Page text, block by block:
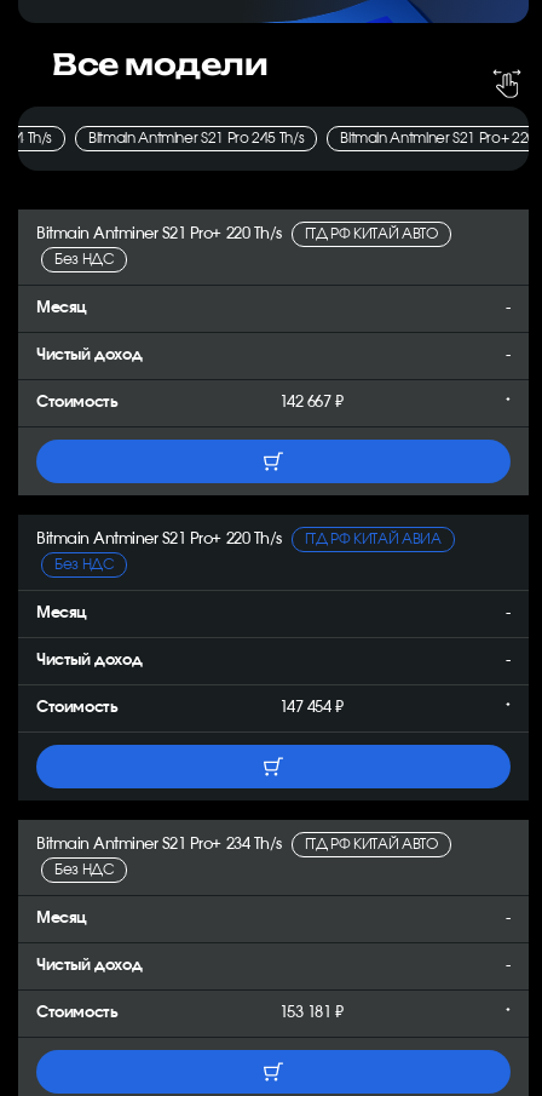
Все модели
Th/s Bitmain Antminer S21 Pro 245 Th/s Bitmain Antminer S21 Pro+ 220
Bitmain Antminer S21 Pro+ 220 Th/s
ГТД РФ КИТАЙ АВТО
Без НДС
-
-
142 667 ₽ *
Bitmain Antminer S21 Pro+ 220 Th/s
ГТД РФ КИТАЙ АВИА
Без НДС
-
-
147 454 ₽ *
Bitmain Antminer S21 Pro+ 234 Th/s
ГТД РФ КИТАЙ АВТО
Без НДС
-
-
153 181 ₽ *